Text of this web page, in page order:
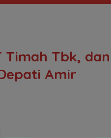
Timah Tbk,
Amir